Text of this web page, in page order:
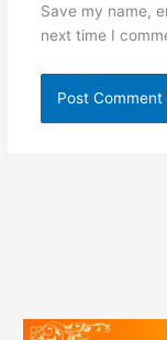
Save my name,
next time I